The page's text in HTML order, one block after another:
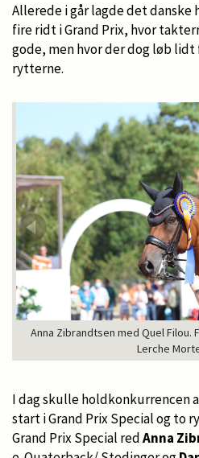
Allerede i går lagde det
fire ridt i Grand Prix, hvor
gode, men hvor der dog løb
rytterne.
Anna Zibrandtsen med Quel Filou.
Lerche
I dag skulle holdkonkurrencen
start i Grand Prix Special og to
Grand Prix Special redAnna